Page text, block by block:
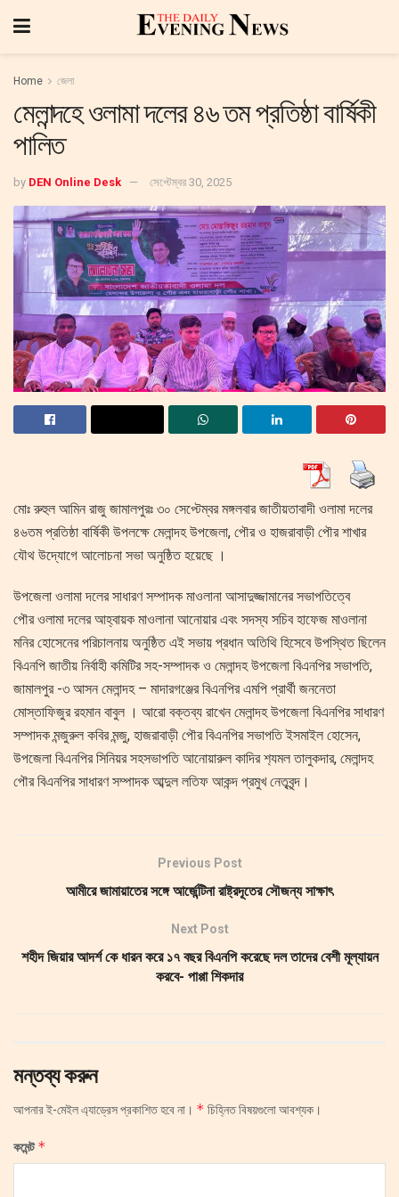
Home জেলা
মেলান্দহে ওলামা দলের ৪৬ তম প্রতিষ্ঠা বার্ষিকী
পালিত
by DEN Online Desk সেপ্টেম্বর 30, 2025
মোঃ রুহুল আমিন রাজু জামালপুরঃ ৩০ সেপ্টেম্বর মঙ্গলবার জাতীয়তাবাদী ওলামা দলের
৪৬তম প্রতিষ্ঠা বার্ষিকী উপলক্ষে মেলান্দহ উপজেলা, পৌর ও হাজরাবাড়ী পৌর শাখার
যৌথ উদ্যোগে আলোচনা সভা অনুষ্ঠিত হয়েছে ।
উপজেলা ওলামা দলের সাধারণ সম্পাদক মাওলানা আসাদুজ্জামানের সভাপতিত্বে
পৌর ওলামা দলের আহ্বায়ক মাওলানা আনোয়ার এবং সদস্য সচিব হাফেজ মাওলানা
মনির হোসেনের পরিচালনায় অনুষ্ঠিত এই সভায় প্রধান অতিথি হিসেবে উপস্থিত ছিলেন
বিএনপি জাতীয় নির্বাহী কমিটির সহ-সম্পাদক ও মেলান্দহ উপজেলা বিএনপির সভাপতি,
জামালপুর -৩ আসন মেলান্দহ – মাদারগঞ্জের বিএনপির এমপি প্রার্থী জননেতা
মোস্তাফিজুর রহমান বাবুল । আরো বক্তব্য রাখেন মেলান্দহ উপজেলা বিএনপির সাধারণ
সম্পাদক মন্জুরুল কবির মন্জু, হাজরাবাড়ী পৌর বিএনপির সভাপতি ইসমাইল হোসেন,
উপজেলা বিএনপির সিনিয়র সহসভাপতি আনোয়ারুল কাদির শ‍্যমল তালুকদার, মেলান্দহ
পৌর বিএনপির সাধারণ সম্পাদক আব্দুল লতিফ আকন্দ প্রমুখ নেতৃবৃন্দ।
Previous Post
আমীরে জামায়াতের সঙ্গে আর্জেন্টিনা রাষ্ট্রদূতের সৌজন্য সাক্ষাৎ
Next Post
শহীদ জিয়ার আদর্শ কে ধারন করে ১৭ বছর বিএনপি করেছে দল তাদের বেশী মূল্যায়ন
করবে- পাপ্পা শিকদার
মন্তব্য করুন
আপনার ই-মেইল এ্যাড্রেস প্রকাশিত হবে না। * চিহ্নিত বিষয়গুলো আবশ্যক।
কমেন্ট*